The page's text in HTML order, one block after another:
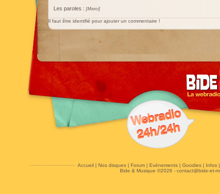
Les paroles : [Merci]
Il faut être identifié pour ajouter un commentaire !
Accueil| Nos disques| Forum| Evénements| Goodies| Infos
Bide & Musique ©2026 - contact@bide-et-